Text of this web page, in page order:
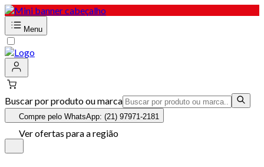
Menu
Buscar por produto ou marca
Compre pelo WhatsApp: (21) 97971-2181
Ver ofertas para a região